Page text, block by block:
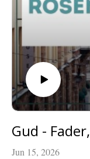
Jun 15, 2026